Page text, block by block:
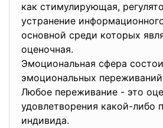
как стимулирующая,
устранение
основной среди которых
оценочная.
Эмоциональная сфера
эмоциональных переживаний
Любое переживание - это
удовлетворения какой-либо
индивида.